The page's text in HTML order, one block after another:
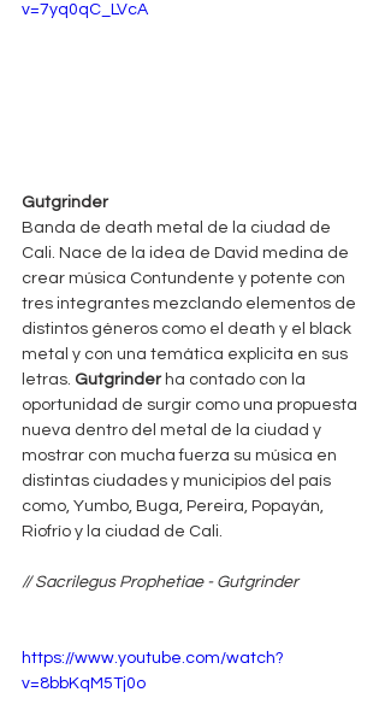
v=7yq0qC_LVcA
Gutgrinder
Banda de death metal de la ciudad de
Cali. Nace de la idea de David medina de
crear música Contundente y potente con
tres integrantes mezclando elementos de
distintos géneros como el death y el black
metal y con una temática explicita en sus
letras. Gutgrinder ha contado con la
oportunidad de surgir como una propuesta
nueva dentro del metal de la ciudad y
mostrar con mucha fuerza su música en
distintas ciudades y municipios del país
como, Yumbo, Buga, Pereira, Popayán,
Riofrío y la ciudad de Cali.
// Sacrilegus Prophetiae - Gutgrinder
https://www.youtube.com/watch?
v=8bbKqM5Tj0o